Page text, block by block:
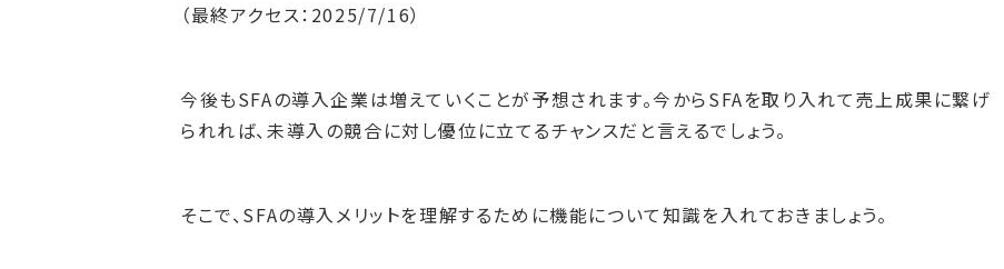
（最終アクセス：2025/7/16）
今後もSFAの導入企業は増えていくことが予想されます。今からSFAを取り入れて売上成果に繋げ
られれば、未導入の競合に対し優位に立てるチャンスだと言えるでしょう。
そこで、SFAの導入メリットを理解するために機能について知識を入れておきましょう。